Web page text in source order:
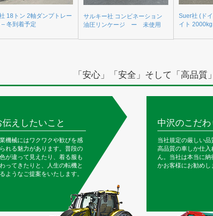
18トン 2軸ダンプトレー
– 冬到着予定
サルキー社 コンビネーション
油圧リンケージ ー 未使用
Suer社 (ド
イト 2000kg
「安心」「安全」そして「高品質
伝えしたいこと
機械にはワクワクや歓びを感
れる魅力があります。普段の
が違って見えたり、着る服も
ってきたりと、人生の転機と
ようなご提案をいたします。
中沢のこだわ
当社規定の厳しい品
高品質の車しか仕入
ん。当社は本当に納
かお客様にお勧めし